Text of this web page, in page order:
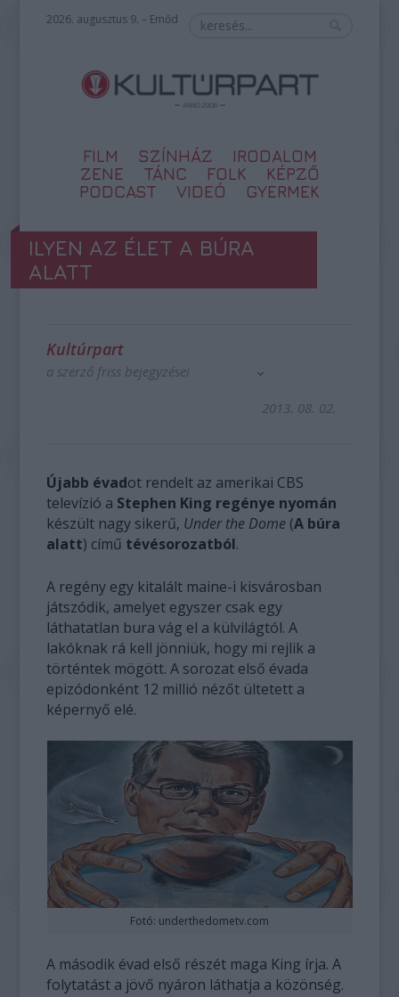
2026. augusztus 9. – Emőd
FILM SZÍNHÁZ
IRODALOM
ZENE
TÁNC FOLK
KÉPZŐ
PODCAST
VIDEÓ GYERMEK
ILYEN AZ ÉLET A BÚRA
ALATT
Kultúrpart
a szerző friss bejegyzései
2013. 08. 02.
Újabb évadot rendelt az amerikai CBS
televízió a Stephen King regénye nyomán
készült nagy sikerű, Under the Dome (A búra
alatt) című tévésorozatból.
A regény egy kitalált maine-i kisvárosban
játszódik, amelyet egyszer csak egy
láthatatlan bura vág el a külvilágtól. A
lakóknak rá kell jönniük, hogy mi rejlik a
történtek mögött. A sorozat első évada
epizódonként 12 millió nézőt ültetett a
képernyő elé.
Fotó: underthedometv.com
A második évad első részét maga King írja. A
folytatást a jövő nyáron láthatja a közönség.